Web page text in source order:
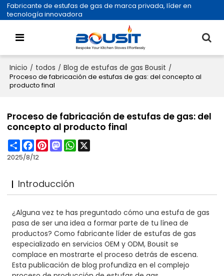
Fabricante de estufas de gas de marca privada, líder en
tecnología innovadora
Inicio / todos / Blog de estufas de gas Bousit /
Proceso de fabricación de estufas de gas: del concepto al
producto final
Proceso de fabricación de estufas de gas: del
concepto al producto final
ShareFacebook
PinterestMastodonWhatsApp
2025/8/12
Introducción
¿Alguna vez te has preguntado cómo una estufa de gas
pasa de ser una idea a formar parte de tu línea de
productos? Como fabricante líder de estufas de gas
especializado en servicios OEM y ODM, Bousit se
complace en mostrarte el proceso detrás de escena.
Esta publicación de blog profundiza en el complejo